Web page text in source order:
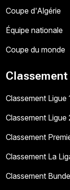
Coupe d'Algérie
Équipe nationale
Coupe du monde
Classement
Classement Ligue
Classement Ligue
Classement
Classement La
Classement